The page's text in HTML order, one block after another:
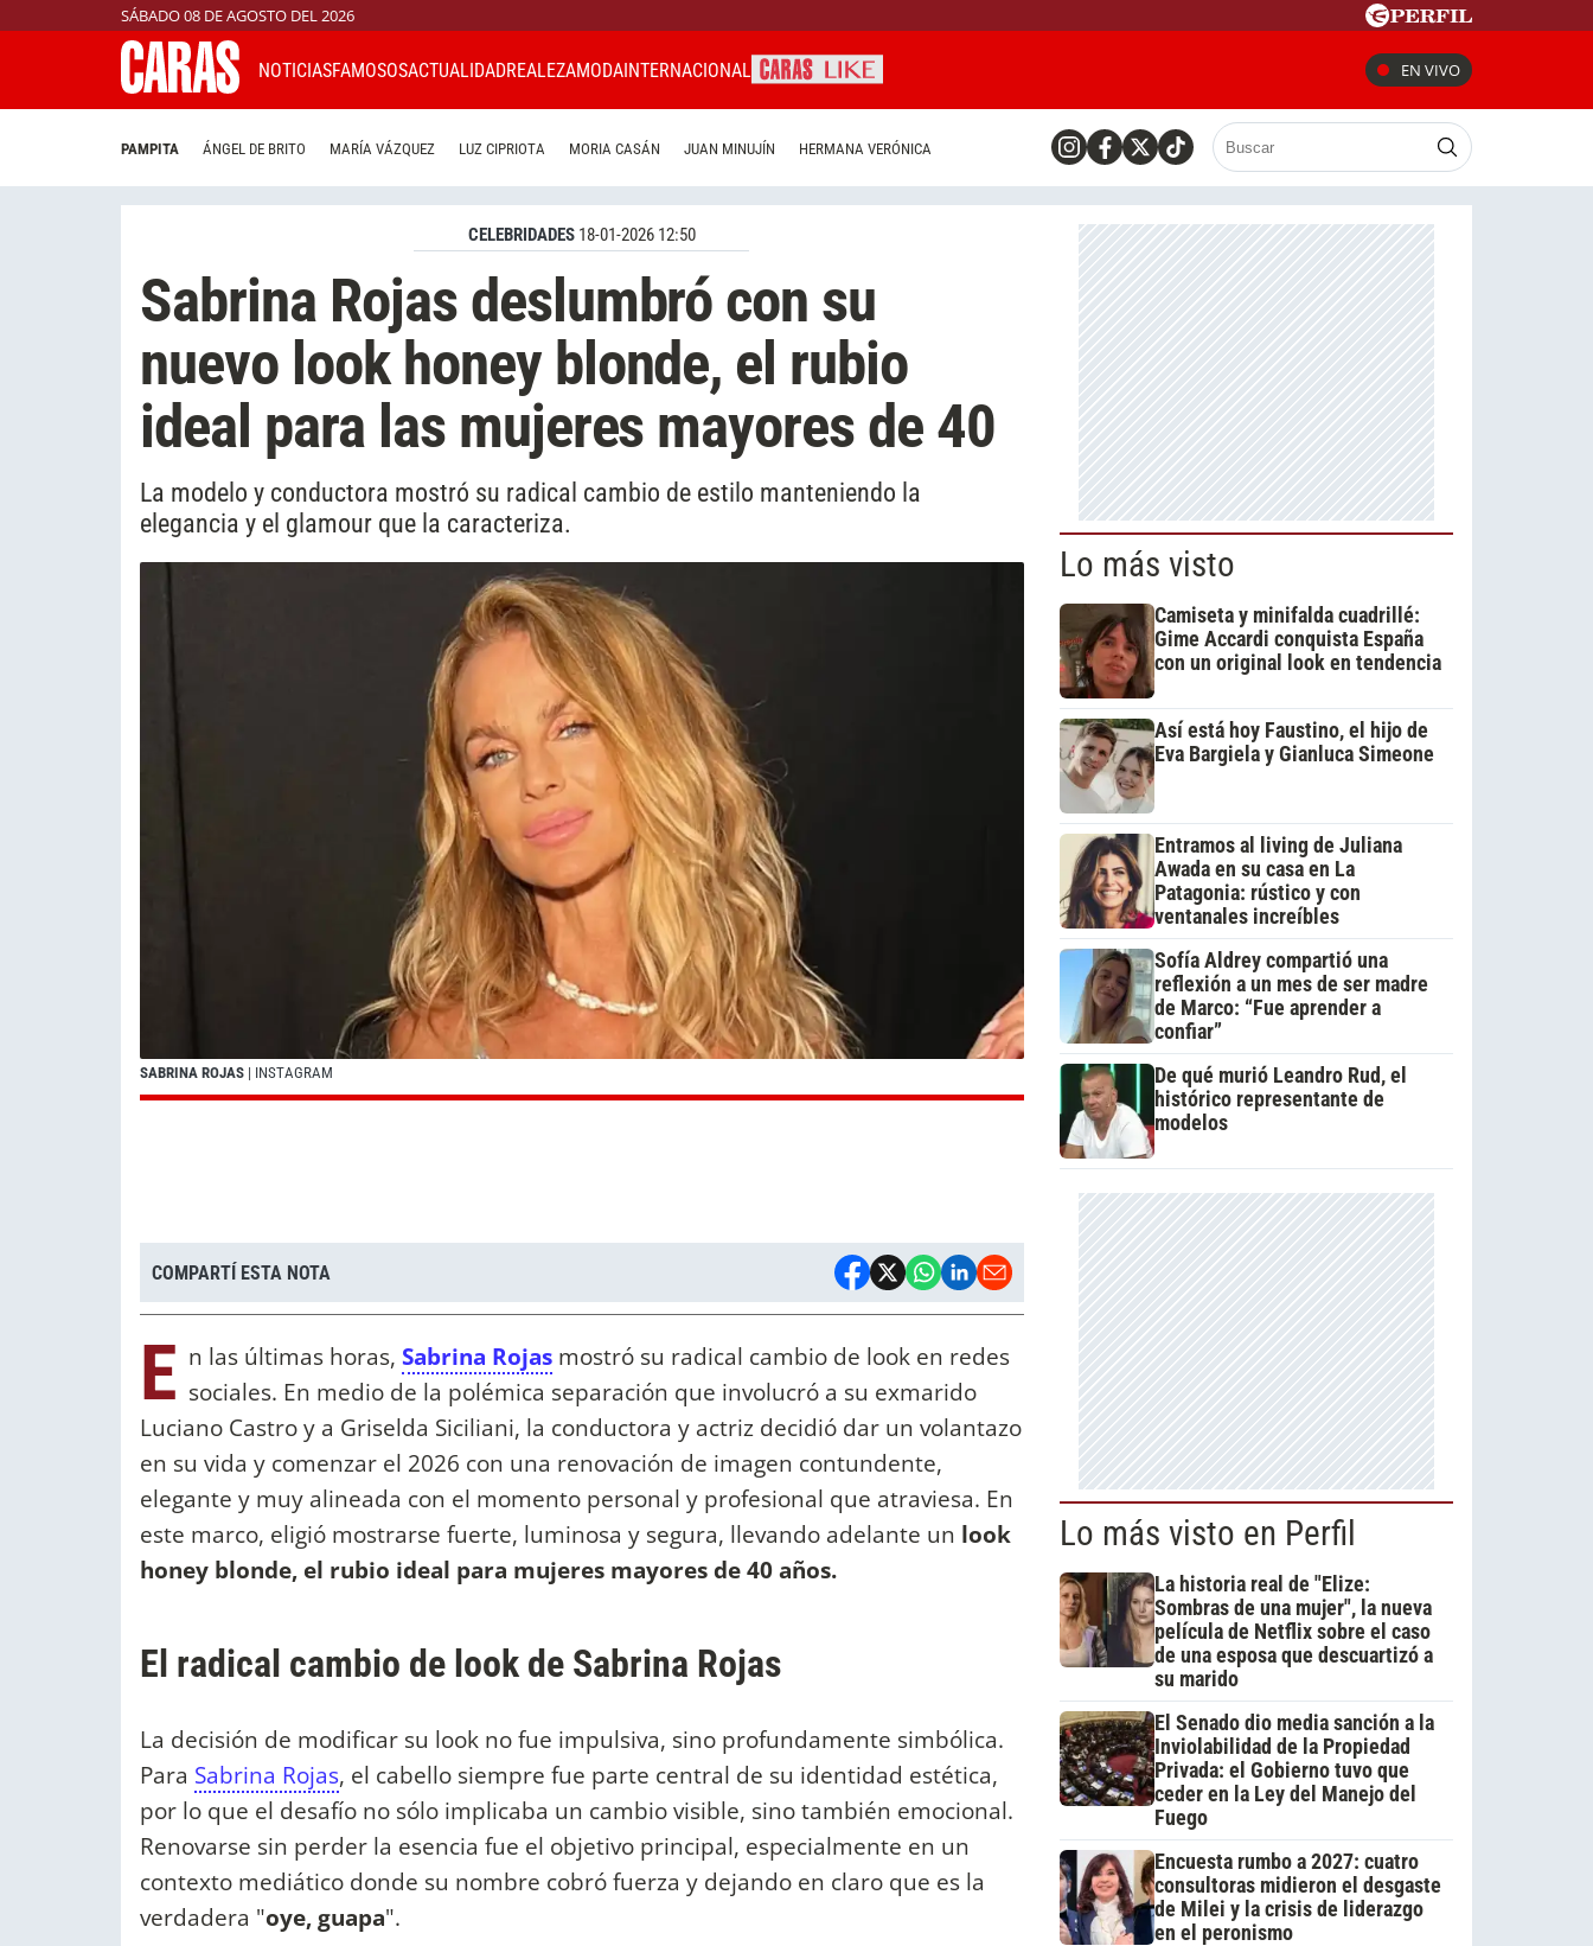
SÁBADO 08 DE AGOSTO DEL 2026
NOTICIASFAMOSOSACTUALIDADREALEZAMODAINTERNACIONAL EN VIVO
PAMPITA ÁNGEL DE BRITO MARÍA VÁZQUEZ LUZ CIPRIOTA MORIA CASÁN JUAN MINUJÍN HERMANA VERÓNICA
CELEBRIDADES 18-01-2026 12:50
Sabrina Rojas deslumbró con su
nuevo look honey blonde, el rubio
ideal para las mujeres mayores de 40
La modelo y conductora mostró su radical cambio de estilo manteniendo la
elegancia y el glamour que la caracteriza.
SABRINA ROJAS | INSTAGRAM
COMPARTÍ ESTA NOTA
E n las últimas horas, Sabrina Rojas mostró su radical cambio de look en redes
sociales. En medio de la polémica separación que involucró a su exmarido
Luciano Castro y a Griselda Siciliani, la conductora y actriz decidió dar un volantazo
en su vida y comenzar el 2026 con una renovación de imagen contundente,
elegante y muy alineada con el momento personal y profesional que atraviesa. En
este marco, eligió mostrarse fuerte, luminosa y segura, llevando adelante un look
honey blonde, el rubio ideal para mujeres mayores de 40 años.
El radical cambio de look de Sabrina Rojas
La decisión de modificar su look no fue impulsiva, sino profundamente simbólica.
Para Sabrina Rojas, el cabello siempre fue parte central de su identidad estética,
por lo que el desafío no sólo implicaba un cambio visible, sino también emocional.
Renovarse sin perder la esencia fue el objetivo principal, especialmente en un
contexto mediático donde su nombre cobró fuerza y dejando en claro que es la
verdadera "oye, guapa".
Lo más visto
Camiseta y minifalda cuadrillé:
Gime Accardi conquista España
con un original look en tendencia
Así está hoy Faustino, el hijo de
Eva Bargiela y Gianluca Simeone
Entramos al living de Juliana
Awada en su casa en La
Patagonia: rústico y con
ventanales increíbles
Sofía Aldrey compartió una
reflexión a un mes de ser madre
de Marco: “Fue aprender a
confiar”
De qué murió Leandro Rud, el
histórico representante de
modelos
Lo más visto en Perfil
La historia real de "Elize:
Sombras de una mujer", la nueva
película de Netflix sobre el caso
de una esposa que descuartizó a
su marido
El Senado dio media sanción a la
Inviolabilidad de la Propiedad
Privada: el Gobierno tuvo que
ceder en la Ley del Manejo del
Fuego
Encuesta rumbo a 2027: cuatro
consultoras midieron el desgaste
de Milei y la crisis de liderazgo
en el peronismo